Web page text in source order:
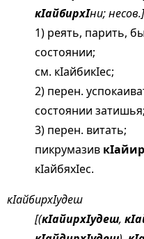
кIайбирхIни; несов.]
1) реять, парить,
состоянии;
см. кIайбикIес;
2) перен.
состоянии затишья;
3) перен. витать;
пикрумазив
кIайбяхIес.
кIайбирхIудеш
[(кIайирхIудеш,